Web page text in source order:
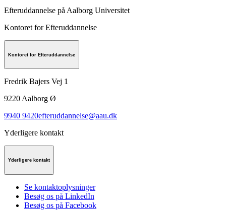
Efteruddannelse på Aalborg Universitet
Kontoret for Efteruddannelse
Kontoret for Efteruddannelse
Fredrik Bajers Vej 1
9220Aalborg Ø
9940 9420efteruddannelse@aau.dk
Yderligere kontakt
Yderligere kontakt
Se kontaktoplysninger
Besøg os på LinkedIn
Besøg os på Facebook